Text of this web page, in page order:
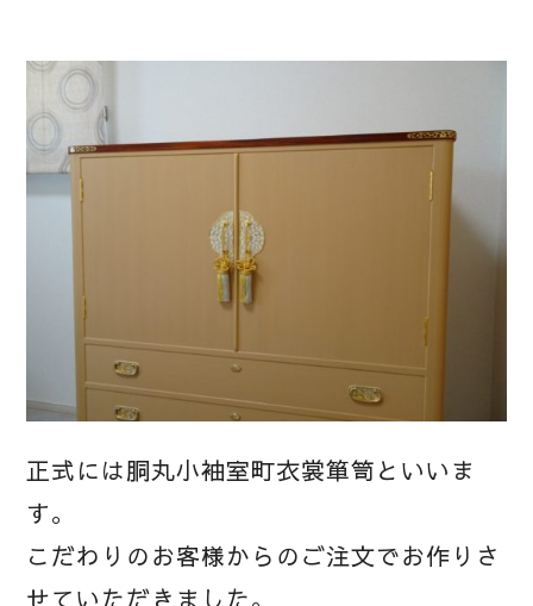
正式には胴丸小袖室町衣裳箪笥といいま
す。
こだわりのお客様からのご注文でお作りさ
せていただきました。